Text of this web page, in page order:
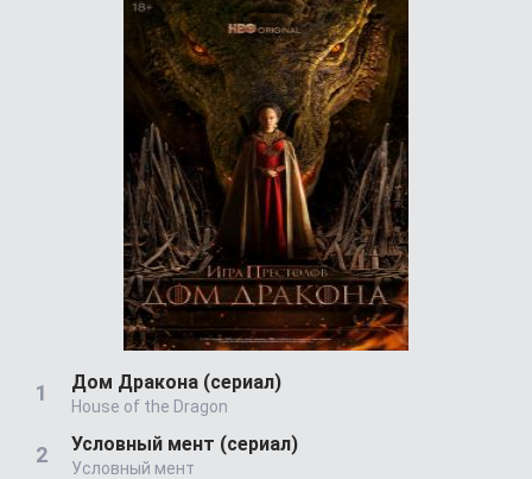
Дом Дракона (сериал)
House of the Dragon
Условный мент (сериал)
Условный мент